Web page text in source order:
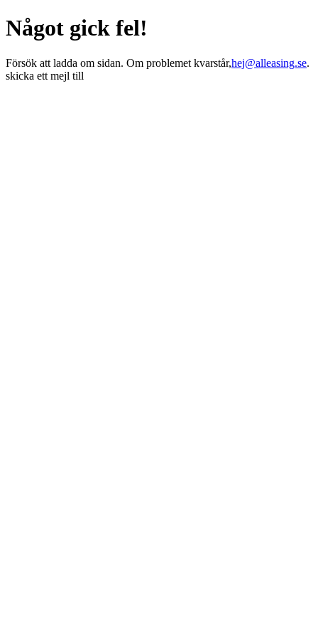
Något gick fel!
Försök att ladda om sidan. Om problemet kvarstår,hej@alleasing.se.
skicka ett mejl till